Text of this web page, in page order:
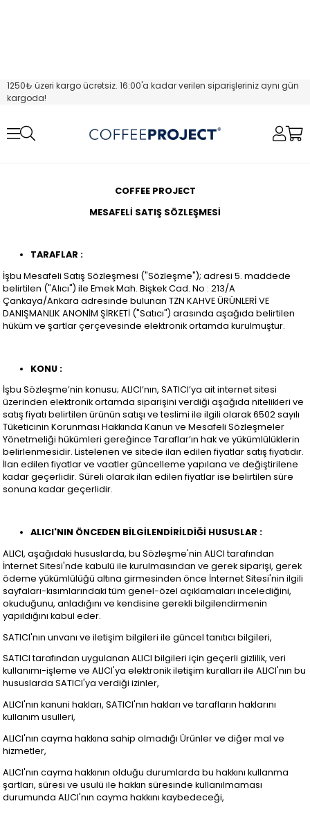
1250₺ üzeri kargo ücretsiz. 16:00'a kadar verilen siparişleriniz aynı gün
kargoda!
COFFEE PROJECT
MESAFELİ SATIŞ SÖZLEŞMESİ
TARAFLAR :
İşbu Mesafeli Satış Sözleşmesi ("Sözleşme"); adresi 5. maddede
belirtilen ("Alıcı") ile Emek Mah. Bişkek Cad. No : 213/A
Çankaya/Ankara adresinde bulunan TZN KAHVE ÜRÜNLERİ VE
DANIŞMANLIK ANONİM ŞİRKETİ ("Satıcı") arasında aşağıda belirtilen
hüküm ve şartlar çerçevesinde elektronik ortamda kurulmuştur.
KONU :
İşbu Sözleşme’nin konusu; ALICI’nın, SATICI’ya ait internet sitesi
üzerinden elektronik ortamda siparişini verdiği aşağıda nitelikleri ve
satış fiyatı belirtilen ürünün satışı ve teslimi ile ilgili olarak 6502 sayılı
Tüketicinin Korunması Hakkında Kanun ve Mesafeli Sözleşmeler
Yönetmeliği hükümleri gereğince Taraflar’ın hak ve yükümlülüklerin
belirlenmesidir. Listelenen ve sitede ilan edilen fiyatlar satış fiyatıdır.
İlan edilen fiyatlar ve vaatler güncelleme yapılana ve değiştirilene
kadar geçerlidir. Süreli olarak ilan edilen fiyatlar ise belirtilen süre
sonuna kadar geçerlidir.
ALICI'NIN ÖNCEDEN BİLGİLENDİRİLDİĞİ HUSUSLAR :
ALICI, aşağıdaki hususlarda, bu Sözleşme'nin ALICI tarafından
İnternet Sitesi'nde kabulü ile kurulmasından ve gerek siparişi, gerek
ödeme yükümlülüğü altına girmesinden önce İnternet Sitesi'nin ilgili
sayfaları-kısımlarındaki tüm genel-özel açıklamaları incelediğini,
okuduğunu, anladığını ve kendisine gerekli bilgilendirmenin
yapıldığını kabul eder.
SATICI'nın unvanı ve iletişim bilgileri ile güncel tanıtıcı bilgileri,
SATICI tarafından uygulanan ALICI bilgileri için geçerli gizlilik, veri
kullanımı-işleme ve ALICI'ya elektronik iletişim kuralları ile ALICI'nın bu
hususlarda SATICI'ya verdiği izinler,
ALICI'nın kanuni hakları, SATICI'nın hakları ve tarafların haklarını
kullanım usulleri,
ALICI'nın cayma hakkına sahip olmadığı Ürünler ve diğer mal ve
hizmetler,
ALICI'nın cayma hakkının olduğu durumlarda bu hakkını kullanma
şartları, süresi ve usulü ile hakkın süresinde kullanılmaması
durumunda ALICI'nın cayma hakkını kaybedeceği,